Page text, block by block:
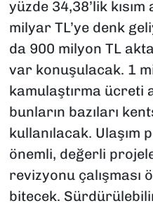
yüzde 34,38’lik
milyar TL’ye denk
da 900 milyon TL
var konuşulacak. 1
kamulaştırma ücreti
bunların bazıları
kullanılacak. Ulaşım
önemli, değerli
revizyonu çalışması
bitecek.